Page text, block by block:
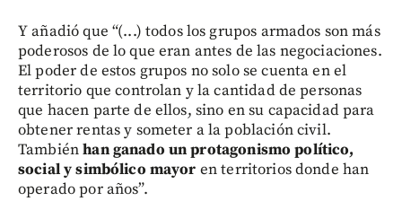
Y añadió que “(...) todos los grupos armados son más
poderosos de lo que eran antes de las negociaciones.
El poder de estos grupos no solo se cuenta en el
territorio que controlan y la cantidad de personas
que hacen parte de ellos, sino en su capacidad para
obtener rentas y someter a la población civil.
Tambiénhan ganado un protagonismo político,
social y simbólico mayor en territorios donde han
operado por años”.